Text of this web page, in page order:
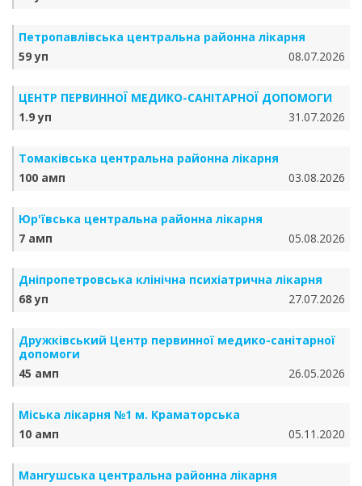
Петропавлівська центральна районна лікарня
59 уп
08.07.2026
ЦЕНТР ПЕРВИННОЇ МЕДИКО-САНІТАРНОЇ ДОПОМОГИ
1.9 уп
31.07.2026
Томаківська центральна районна лікарня
100 амп
03.08.2026
Юр'ївська центральна районна лікарня
7 амп
05.08.2026
Дніпропетровська клінічна психіатрична лікарня
68 уп
27.07.2026
Дружківський Центр первинної медико-санітарної
допомоги
45 амп
26.05.2026
Міська лікарня №1 м. Краматорська
10 амп
05.11.2020
Мангушська центральна районна лікарня